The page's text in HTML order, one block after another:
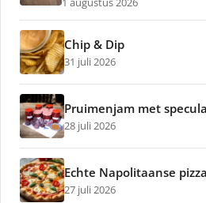
Chip & Dip
31 juli 2026
Pruimenjam met
28 juli 2026
Echte Napolitaanse pizza
27 juli 2026